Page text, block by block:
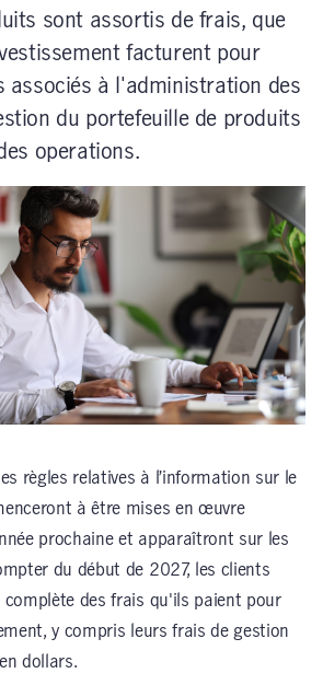
sont assortis de frais, que
facturent pour
associés à l'administration des
du portefeuille de produits
operations.
règles relatives à l’information sur le
à être mises en œuvre
prochaine et apparaîtront sur les
du début de 2027, les clients
complète des frais qu'ils paient pour
y compris leurs frais de gestion
dollars.